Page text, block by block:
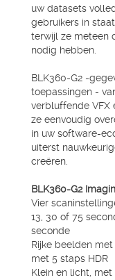
uw datasets
gebruikers in
terwijl ze meteen
nodig hebben.
BLK360-G2 -
toepassingen -
verbluffende VFX
ze eenvoudig
in uw software-
uiterst
creëren.
BLK360-G2
Vier
13, 30 of 75
seconde
Rijke beelden
met 5 staps HDR
Klein en licht,